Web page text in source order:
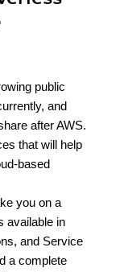
public
and
after AWS.
that will help
based
you on a
available in
and Service
a complete